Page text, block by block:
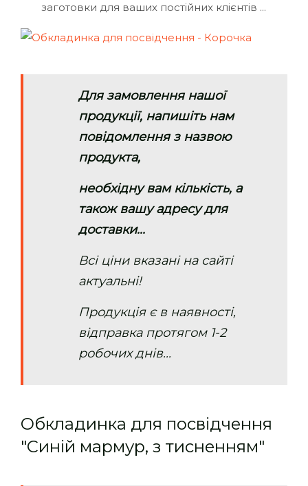
заготовки для ваших постійних клієнтів ...
Для замовлення нашої
продукції, напишіть нам
повідомлення з назвою
продукта,
необхідну вам кількість, а
також вашу адресу для
доставки...
Всі ціни вказані на сайті
актуальні!
Продукція є в наявності,
відправка протягом 1-2
робочих днів...
Обкладинка для посвідчення
"Синій мармур, з тисненням"